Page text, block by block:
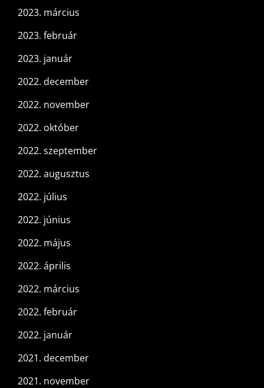
2023. március
2023. február
2023. január
2022. december
2022. november
2022. október
2022. szeptember
2022. augusztus
2022. július
2022. június
2022. május
2022. április
2022. március
2022. február
2022. január
2021. december
2021. november